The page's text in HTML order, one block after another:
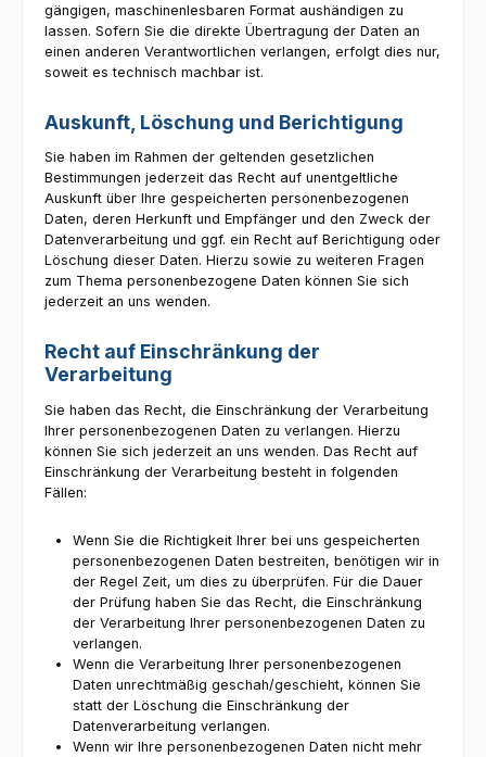
gängigen, maschinenlesbaren Format aushändigen zu
lassen. Sofern Sie die direkte Übertragung der Daten an
einen anderen Verantwortlichen verlangen, erfolgt dies nur,
soweit es technisch machbar ist.
Auskunft, Löschung und Berichtigung
Sie haben im Rahmen der geltenden gesetzlichen
Bestimmungen jederzeit das Recht auf unentgeltliche
Auskunft über Ihre gespeicherten personenbezogenen
Daten, deren Herkunft und Empfänger und den Zweck der
Datenverarbeitung und ggf. ein Recht auf Berichtigung oder
Löschung dieser Daten. Hierzu sowie zu weiteren Fragen
zum Thema personenbezogene Daten können Sie sich
jederzeit an uns wenden.
Recht auf Einschränkung der
Verarbeitung
Sie haben das Recht, die Einschränkung der Verarbeitung
Ihrer personenbezogenen Daten zu verlangen. Hierzu
können Sie sich jederzeit an uns wenden. Das Recht auf
Einschränkung der Verarbeitung besteht in folgenden
Fällen:
Wenn Sie die Richtigkeit Ihrer bei uns gespeicherten
personenbezogenen Daten bestreiten, benötigen wir in
der Regel Zeit, um dies zu überprüfen. Für die Dauer
der Prüfung haben Sie das Recht, die Einschränkung
der Verarbeitung Ihrer personenbezogenen Daten zu
verlangen.
Wenn die Verarbeitung Ihrer personenbezogenen
Daten unrechtmäßig geschah/geschieht, können Sie
statt der Löschung die Einschränkung der
Datenverarbeitung verlangen.
Wenn wir Ihre personenbezogenen Daten nicht mehr